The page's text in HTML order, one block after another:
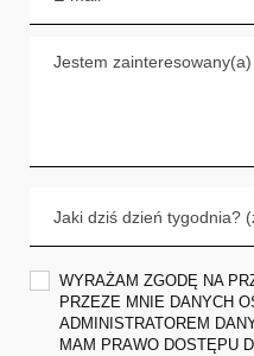
WYRAŻAM ZGODĘ NA
PRZEZE MNIE DANYCH
ADMINISTRATOREM
MAM PRAWO DOSTĘPU